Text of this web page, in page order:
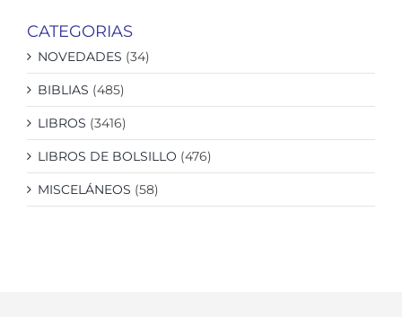
CATEGORIAS
NOVEDADES (34)
BIBLIAS (485)
LIBROS (3416)
LIBROS DE BOLSILLO (476)
MISCELÁNEOS (58)